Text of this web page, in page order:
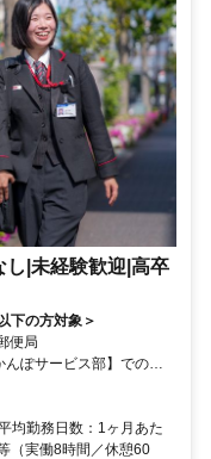
し|未経験歓迎|高卒
下の方対象＞
便局
ぽサービス部】での勤
均勤務日数：1ヶ月あた
（実働8時間／休憩60